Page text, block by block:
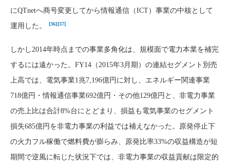
にQTnetへ商号変更してから情報通信（ICT）事業の中核として
運用した。
[36][37]
しかし2014年時点までの事業多角化は、規模面で電力本業を補完
するには遠かった。FY14（2015年3月期）の連結セグメント別売
上高では、電気事業1兆7,196億円に対し、エネルギー関連事業
718億円・情報通信事業692億円・その他129億円と、非電力事業
の売上比は合計8%台にとどまり、損益も電気事業のセグメント
損失685億円を非電力事業の利益では補えなかった。原発停止下
の火力フル稼働で燃料費が膨らみ、原発比率33%の収益構造が短
期間で逆風に転じた状況下では、非電力事業の収益貢献は限定的